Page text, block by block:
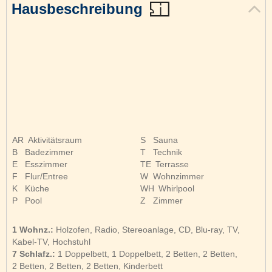
Hausbeschreibung
AR Aktivitätsraum
B
Badezimmer
E
Esszimmer
F
Flur/Entree
K
Küche
P
Pool
S
Sauna
T
Technik
TE Terrasse
W Wohnzimmer
WH Whirlpool
Z
Zimmer
1 Wohnz.: Holzofen, Radio, Stereoanlage, CD, Blu-ray, TV,
Kabel-TV, Hochstuhl
7 Schlafz.: 1 Doppelbett, 1 Doppelbett, 2 Betten, 2 Betten,
2 Betten, 2 Betten, 2 Betten, Kinderbett